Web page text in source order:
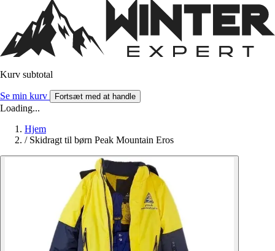
Kurv subtotal
Se min kurv Fortsæt med at handle
Loading...
Hjem
/ Skidragt til børn Peak Mountain Eros